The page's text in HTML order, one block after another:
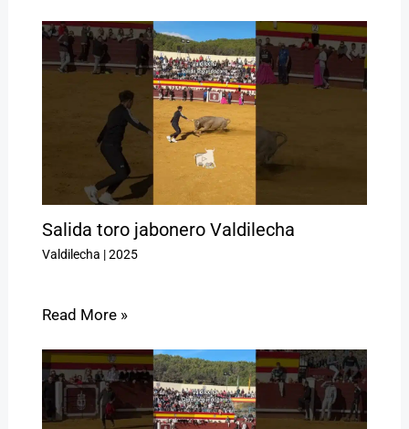
Salida toro jabonero Valdilecha
Valdilecha |2025
Read More »